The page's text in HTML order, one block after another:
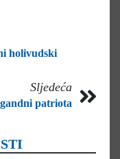
holivudski
Sljedeća
patriota